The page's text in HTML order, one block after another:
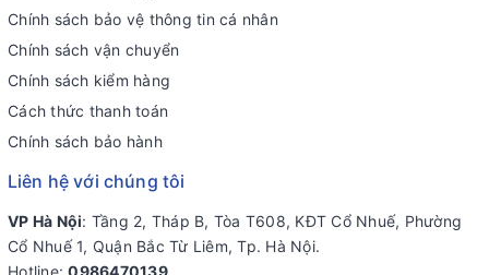
Chính sách bảo vệ thông tin cá nhân
Chính sách vận chuyển
Chính sách kiểm hàng
Cách thức thanh toán
Chính sách bảo hành
Liên hệ với chúng tôi
VP Hà Nội: Tầng 2, Tháp B, Tòa T608, KĐT Cổ Nhuế, Phường
Cổ Nhuế 1, Quận Bắc Từ Liêm, Tp. Hà Nội.